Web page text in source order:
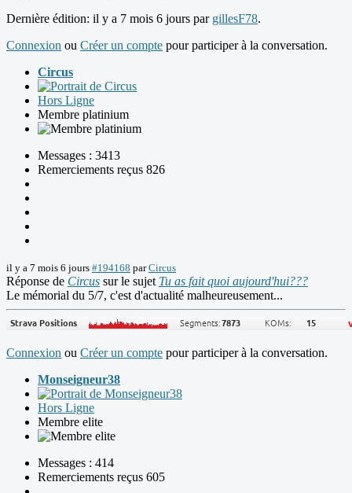
Dernière édition: il y a 7 mois 6 jours par gillesF78.
Connexion ou Créer un compte pour participer à la conversation.
Circus
Hors Ligne
Membre platinium
Messages : 3413
Remerciements reçus 826
il y a 7 mois 6 jours #194168 parCircus
Réponse de Circus sur le sujet Tu as fait quoi aujourd'hui???
Le mémorial du 5/7, c'est d'actualité malheureusement...
Connexion ou Créer un compte pour participer à la conversation.
Monseigneur38
Hors Ligne
Membre elite
Messages : 414
Remerciements reçus 605